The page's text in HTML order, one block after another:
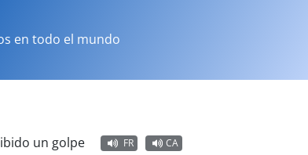
en todo el mundo
un golpe FR CA